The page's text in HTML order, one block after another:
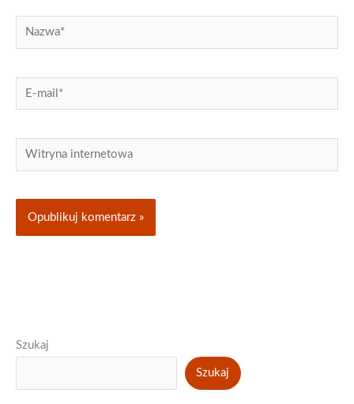
Nazwa*
E-
mail*
Witryna
internetowa
Szukaj
Szukaj